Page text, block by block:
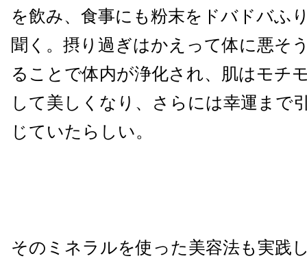
を飲み、食事にも粉末をドバドバふ
聞く。摂り過ぎはかえって体に悪そ
ることで体内が浄化され、肌はモチ
して美しくなり、さらには幸運まで
じていたらしい。
そのミネラルを使った美容法も実践